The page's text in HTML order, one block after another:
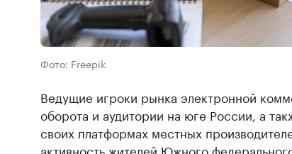
Фото: Freepik
Ведущие игроки рынка электронной
оборота и аудитории на юге России, а
своих платформах местных
активность жителей Южного